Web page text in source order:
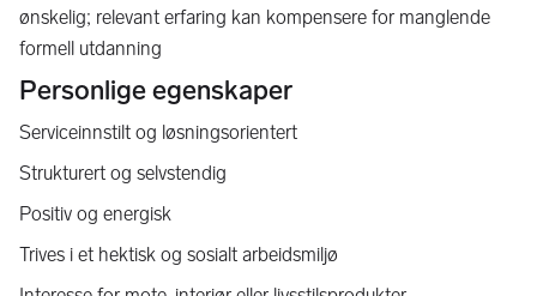
ønskelig; relevant erfaring kan kompensere for manglende
formell utdanning
Personlige egenskaper
Serviceinnstilt og løsningsorientert
Strukturert og selvstendig
Positiv og energisk
Trives i et hektisk og sosialt arbeidsmiljø